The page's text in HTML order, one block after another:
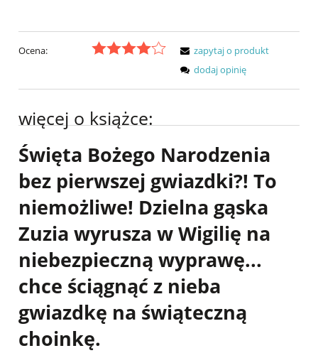
Ocena:
zapytaj o produkt
dodaj opinię
więcej o książce:
Święta Bożego Narodzenia
bez pierwszej gwiazdki?! To
niemożliwe! Dzielna gąska
Zuzia wyrusza w Wigilię na
niebezpieczną wyprawę...
chce ściągnąć z nieba
gwiazdkę na świąteczną
choinkę.